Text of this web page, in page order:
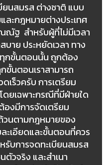
ยนสมรส ต่างชาติ แบบ
ละกฎหมายต่างประเทศ
ฐ สำหรับผู้ที่ไม่มีเวลา
าย ประหยัดเวลา ทาง
ทุกขั้นตอนนั้น ถูกต้อง
นตอนเราสามารถ
ดเร็วครับ การเตรียม
ดยเฉพาะกรณีที่มีฝ่ายใด
องมีการจัดเตรียม
วนตามกฎหมายของ
ะเอียดและขั้นตอนที่ควร
รับการจดทะเบียนสมรส
ตัวจริง และสำเนา